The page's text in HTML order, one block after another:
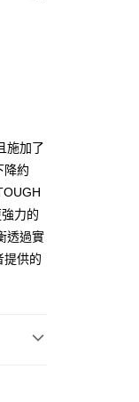
施加了
降約
力的
透過實
提供的